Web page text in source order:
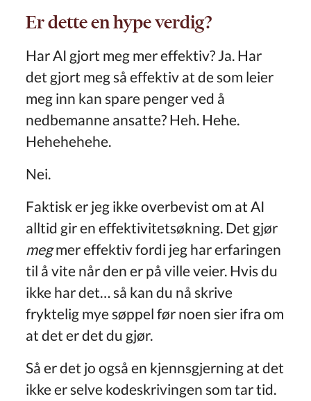
Er dette en hype verdig?
Har AI gjort meg mer effektiv? Ja. Har
det gjort meg så effektiv at de som leier
meg inn kan spare penger ved å
nedbemanne ansatte? Heh. Hehe.
Hehehehehe.
Nei.
Faktisk er jeg ikke overbevist om at AI
alltid gir en effektivitetsøkning. Det gjør
megmer effektiv fordi jeg har erfaringen
til å vite når den er på ville veier. Hvis du
ikke har det… så kan du nå skrive
fryktelig mye søppel før noen sier ifra om
at det er det du gjør.
Så er det jo også en kjennsgjerning at det
ikke er selve kodeskrivingen som tar tid.